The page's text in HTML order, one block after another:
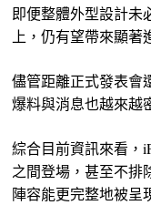
即便整體外型設計未
上，仍有望帶來顯著
儘管距離正式發表會
爆料與消息也越來越
綜合目前資訊來看，
之間登場，甚至不排
陣容能更完整地被呈